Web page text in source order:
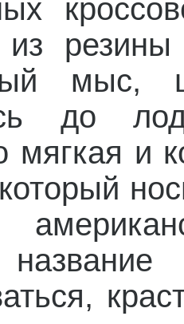
резины
мыс,
до
мягкая и
название